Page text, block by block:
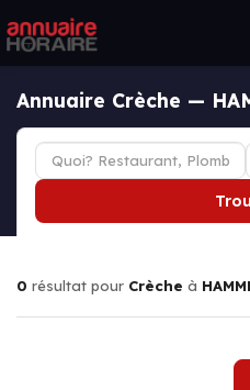
Annuaire Crèche —
0 résultat pour Crèche à